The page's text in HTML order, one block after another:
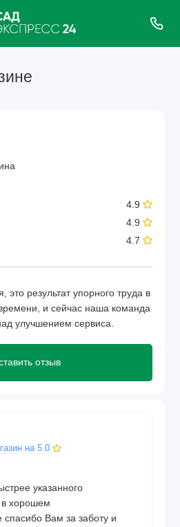
на 5.0
указанного
в хорошем
Вам за заботу и
4.9
4.9
4.7
результат упорного труда в
и сейчас наша команда
улучшением сервиса.
отзыв